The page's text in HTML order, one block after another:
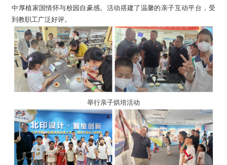
中厚植家国情怀与校园自豪感。活动搭建了温馨的亲子互动平台，受
到教职工广泛好评。
举行亲子烘培活动